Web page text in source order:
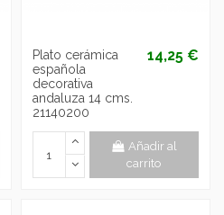
Plato cerámica
española
decorativa
andaluza 14 cms.
21140200
14,25 €
Añadir al
carrito